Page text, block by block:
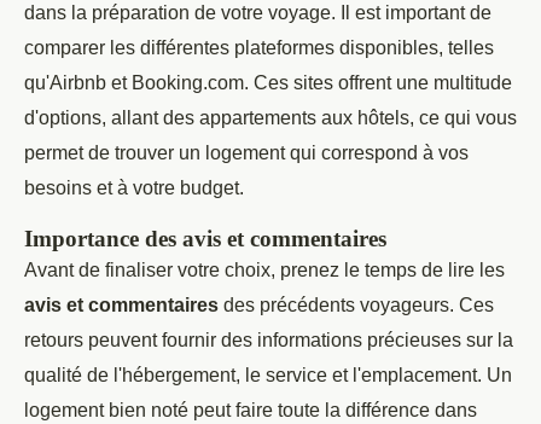
dans la préparation de votre voyage. Il est important de
comparer les différentes plateformes disponibles, telles
qu'Airbnb et Booking.com. Ces sites offrent une multitude
d'options, allant des appartements aux hôtels, ce qui vous
permet de trouver un logement qui correspond à vos
besoins et à votre budget.
Importance des avis et commentaires
Avant de finaliser votre choix, prenez le temps de lire les
avis et commentaires des précédents voyageurs. Ces
retours peuvent fournir des informations précieuses sur la
qualité de l'hébergement, le service et l'emplacement. Un
logement bien noté peut faire toute la différence dans